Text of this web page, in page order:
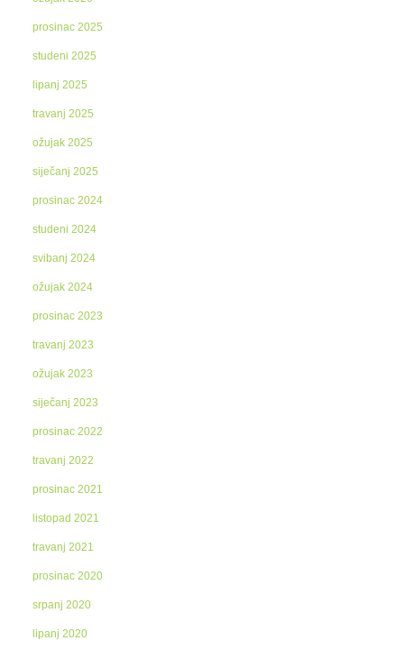
prosinac 2025
studeni 2025
lipanj 2025
travanj 2025
ožujak 2025
siječanj 2025
prosinac 2024
studeni 2024
svibanj 2024
ožujak 2024
prosinac 2023
travanj 2023
ožujak 2023
siječanj 2023
prosinac 2022
travanj 2022
prosinac 2021
listopad 2021
travanj 2021
prosinac 2020
srpanj 2020
lipanj 2020